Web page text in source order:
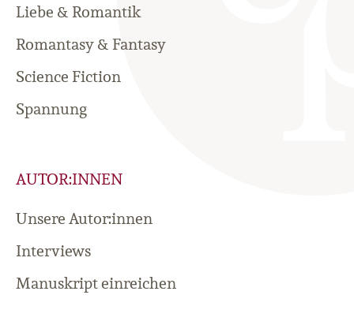
Liebe & Romantik
Romantasy & Fantasy
Science Fiction
Spannung
AUTOR:INNEN
Unsere Autor:innen
Interviews
Manuskript einreichen